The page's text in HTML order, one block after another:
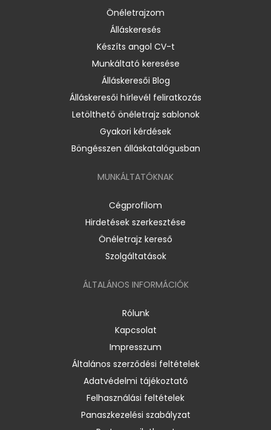
Önéletrajzom
Álláskeresés
Készíts angol CV-t
Munkáltató keresése
Álláskeresői Blog
Álláskeresői hírlevél feliratkozás
Letölthető önéletrajz sablonok
Gyakori kérdések
Böngésszen álláskatalógusban
MUNKÁLTATÓKNAK
Cégprofilom
Hirdetések szerkesztése
Önéletrajz kereső
Szolgáltatások
ÁLTALÁNOS INFORMÁCIÓK
Rólunk
Kapcsolat
Impresszum
Általános szerződési feltételek
Adatvédelmi tájékoztató
Felhasználási feltételek
Panaszkezelési szabályzat